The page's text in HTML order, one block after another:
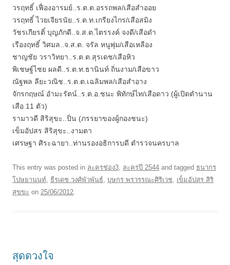
วรฤทธิ์ เฟื่องอารมย์..ร.ต.ต.อรรถพล/เสือสำออย
วรฤทธิ์ ไวยเจียรนัย..ร.ต.ท.เกรียงไกร/เสือสมิง
วัชรเกียรติ์ บุญภักดี..จ.ส.ต.ไตรรงค์ จงดี/เสือดำ
เรืองฤทธิ์ วิศมล..จ.ส.ต. จรัล หนูพุ่ม/เสือเหลือง
ชาญชัย วราวิทยา..ร.ต.ต.สุรเดช/เสือหิว
พิเชษฐ์ไชย ผลดี..ร.ต.ท.ธานินท์ ถิ่นงาม/เสือขาว
ณัฐพล ลียะวณิช..ร.ต.ต.เฉลิมพล/เสือสำอาง
จักรกฤษณ์ อำมะรัตน์..ร.ต.อ.ชนะ พิทักษ์ไท/เสือดาว (ผู้เปิดตำนาน
เสือ 11 ตัว)
รามาวดี สิริสุขะ..ปิ่น (ภรรยาของผู้กองชนะ)
เข็มอัปสร สิริสุขะ..งามตา
เศรษฐา ศิระฉายา..ท่านรองอธิการบดี ตำรวจนครบาล
This entry was posted in ละครช่อง3, ละครปี 2544 and tagged ธนากร
โปษยานนท์, ธีรเดช วงศ์พัวพันธ์, บุษกร พรวรรณะศิริเวช, เข็มอัปสร สิริ
สุขขะ on 25/06/2012.
สุดดวงใจ